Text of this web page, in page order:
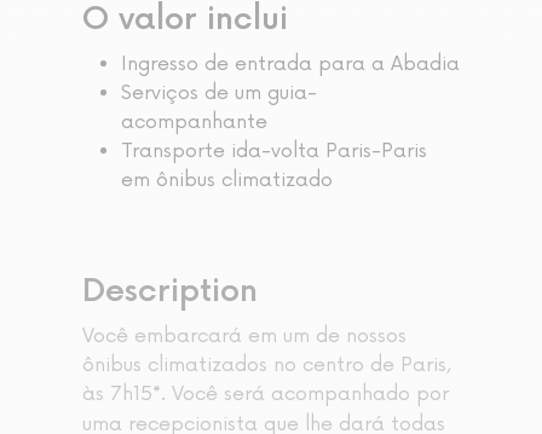
O valor inclui
Ingresso de entrada para a Abadia
Serviços de um guia-
acompanhante
Transporte ida-volta Paris-Paris
em ônibus climatizado
Description
Você embarcará em um de nossos
ônibus climatizados no centro de Paris,
às 7h15*. Você será acompanhado por
uma recepcionista que lhe dará todas